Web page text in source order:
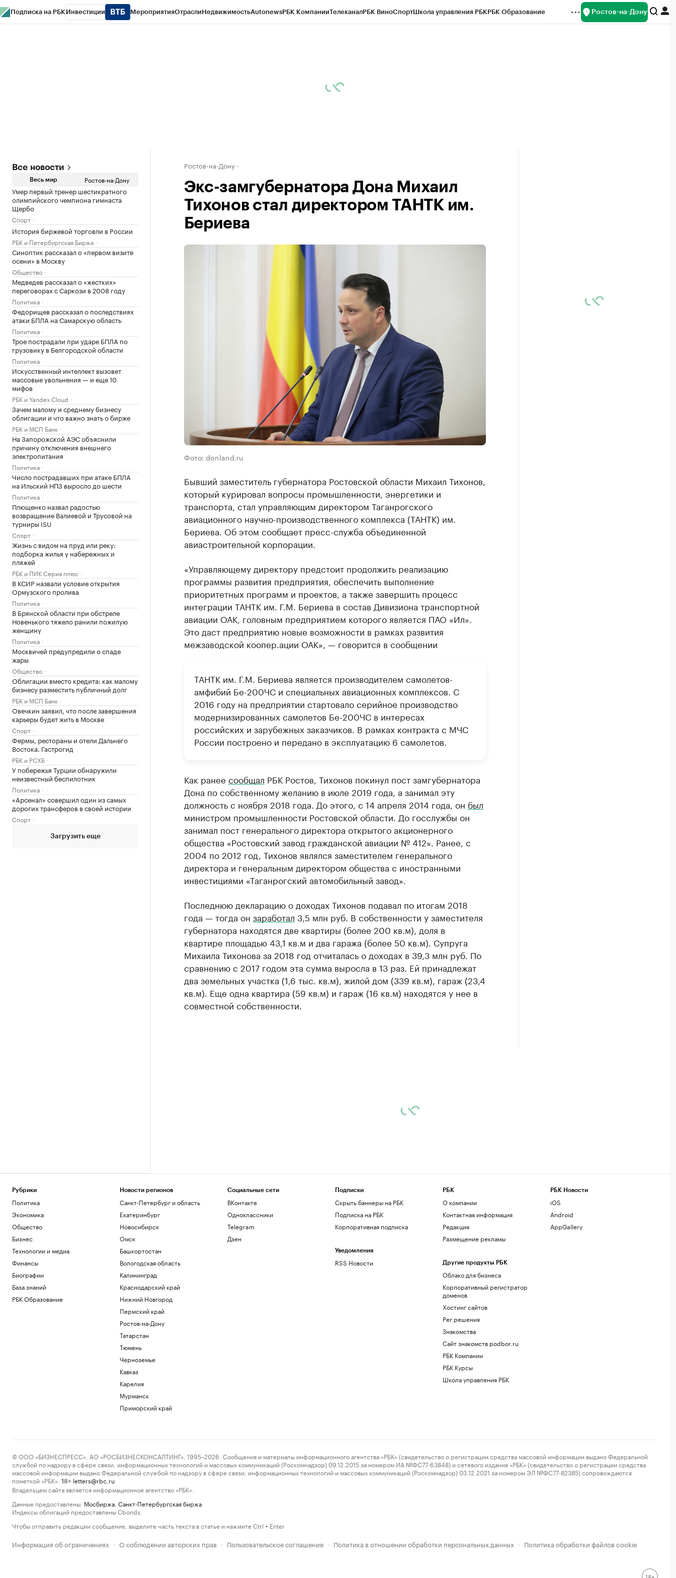
Подписка на РБК Инвестиции МероприятияОтраслиНедвижимостьAutonewsРБК КомпанииТелеканалРБК ВиноСпортШкола управления РБКРБК Образование Ростов-на-Дону
Все новости
Весь мир Ростов-на-Дону
Умер первый тренер шестикратного
олимпийского чемпиона гимнаста
Щербо
Спорт
История биржевой торговли в России
РБК и Петербургская Биржа
Синоптик рассказал о «первом визите
осени» в Москву
Общество
Медведев рассказал о «жестких»
переговорах с Саркози в 2008 году
Политика
Федорищев рассказал о последствиях
атаки БПЛА на Самарскую область
Политика
Трое пострадали при ударе БПЛА по
грузовику в Белгородской области
Политика
Искусственный интеллект вызовет
массовые увольнения — и еще 10
мифов
РБК и Yandex Cloud
Зачем малому и среднему бизнесу
облигации и что важно знать о бирже
РБК и МСП Банк
На Запорожской АЭС объяснили
причину отключения внешнего
электропитания
Политика
Число пострадавших при атаке БПЛА
на Ильский НПЗ выросло до шести
Политика
Плющенко назвал радостью
возвращение Валиевой и Трусовой на
турниры ISU
Спорт
Жизнь с видом на пруд или реку:
подборка жилья у набережных и
пляжей
РБК и ПИК Серия плюс
В КСИР назвали условие открытия
Ормузского пролива
Политика
В Брянской области при обстреле
Новенького тяжело ранили пожилую
женщину
Политика
Москвичей предупредили о спаде
жары
Общество
Облигации вместо кредита: как малому
бизнесу разместить публичный долг
РБК и МСП Банк
Овечкин заявил, что после завершения
карьеры будет жить в Москве
Спорт
Фермы, рестораны и отели Дальнего
Востока. Гастрогид
РБК и РСХБ
У побережья Турции обнаружили
неизвестный беспилотник
Политика
«Арсенал» совершил один из самых
дорогих трансферов в своей истории
Спорт
Загрузить еще
Ростов-на-Дону
Экс-замгубернатора Дона Михаил
Тихонов стал директором ТАНТК им.
Бериева
Фото: donland.ru
Бывший заместитель губернатора Ростовской области Михаил Тихонов,
который курировал вопросы промышленности, энергетики и
транспорта, стал управляющим директором Таганрогского
авиационного научно-производственного комплекса (ТАНТК) им.
Бериева. Об этом сообщает пресс-служба объединенной
авиастроительной корпорации.
«Управляющему директору предстоит продолжить реализацию
программы развития предприятия, обеспечить выполнение
приоритетных программ и проектов, а также завершить процесс
интеграции ТАНТК им. Г.М. Бериева в состав Дивизиона транспортной
авиации ОАК, головным предприятием которого является ПАО «Ил».
Это даст предприятию новые возможности в рамках развития
межзаводской коопер.ации ОАК», — говорится в сообщении
ТАНТК им. Г.М. Бериева является производителем самолетов-
амфибий Бе-200ЧС и специальных авиационных комплексов. С
2016 году на предприятии стартовало серийное производство
модернизированных самолетов Бе-200ЧС в интересах
российских и зарубежных заказчиков. В рамках контракта с МЧС
России построено и передано в эксплуатацию 6 самолетов.
Как ранее сообщал РБК Ростов, Тихонов покинул пост замгубернатора
Дона по собственному желанию в июле 2019 года, а занимал эту
должность с ноября 2018 года. До этого, с 14 апреля 2014 года, он был
министром промышленности Ростовской области. До госслужбы он
занимал пост генерального директора открытого акционерного
общества «Ростовский завод гражданской авиации № 412». Ранее, с
2004 по 2012 год, Тихонов являлся заместителем генерального
директора и генеральным директором общества с иностранными
инвестициями «Таганрогский автомобильный завод».
Последнюю декларацию о доходах Тихонов подавал по итогам 2018
года — тогда он заработал 3,5 млн руб. В собственности у заместителя
губернатора находятся две квартиры (более 200 кв.м), доля в
квартире площадью 43,1 кв.м и два гаража (более 50 кв.м). Супруга
Михаила Тихонова за 2018 год отчиталась о доходах в 39,3 млн руб. По
сравнению с 2017 годом эта сумма выросла в 13 раз. Ей принадлежат
два земельных участка (1,6 тыс. кв.м), жилой дом (339 кв.м), гараж (23,4
кв.м). Еще одна квартира (59 кв.м) и гараж (16 кв.м) находятся у нее в
совместной собственности.
Рубрики
Политика
Экономика
Общество
Бизнес
Технологии и медиа
Финансы
Биографии
База знаний
РБК Образование
Новости регионов
Санкт-Петербург и область
Екатеринбург
Новосибирск
Омск
Башкортостан
Вологодская область
Калининград
Краснодарский край
Нижний Новгород
Пермский край
Ростов-на-Дону
Татарстан
Тюмень
Черноземье
Кавказ
Карелия
Мурманск
Приморский край
Социальные сети
ВКонтакте
Одноклассники
Telegram
Дзен
Подписки
Скрыть баннеры на РБК
Подписка на РБК
Корпоративная подписка
Уведомления
RSS Новости
РБК
О компании
Контактная информация
Редакция
Размещение рекламы
Другие продукты РБК
Облако для бизнеса
Корпоративный регистратор
доменов
Хостинг сайтов
Рег.решения
Знакомства
Сайт знакомств podbor.ru
РБК Компании
РБК Курсы
Школа управления РБК
РБК Новости
iOS
Android
AppGallery
© ООО «БИЗНЕСПРЕСС», АО «РОСБИЗНЕСКОНСАЛТИНГ», 1995–2026. Сообщения и материалы информационного агентства «РБК» (свидетельство о регистрации средства массовой информации выдано Федеральной
службой по надзору в сфере связи, информационных технологий и массовых коммуникаций (Роскомнадзор) 09.12.2015 за номером ИА №ФС77-63848) и сетевого издания «РБК» (свидетельство о регистрации средства
массовой информации выдано Федеральной службой по надзору в сфере связи, информационных технологий и массовых коммуникаций (Роскомнадзор) 03.12.2021 за номером ЭЛ №ФС77-82385) сопровождаются
пометкой «РБК».
18+ letters@rbc.ru
Владельцем сайта является информационное агентство «РБК».
Данные предоставлены: Мосбиржа Санкт-Петербургская биржа
Индексы облигаций предоставлены Cbonds.
Чтобы отправить редакции сообщение, выделите часть текста в статье и нажмите Ctrl + Enter
Информация об ограничениях · О соблюдении авторских прав · Пользовательское соглашение · Политика в отношении обработки персональных данных · Политика обработки файлов cookie